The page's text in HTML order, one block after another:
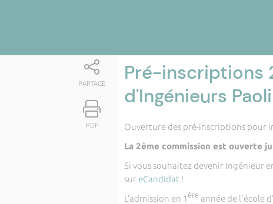
PARTAGE
PDF
Pré-inscriptions
d'Ingénieurs
Ouverture des pré-inscriptions pour
La 2ème commission est ouverte
Si vous souhaitez devenir Ingénieur
sur eCandidat!
L’admission en 1 èreannée de l'école